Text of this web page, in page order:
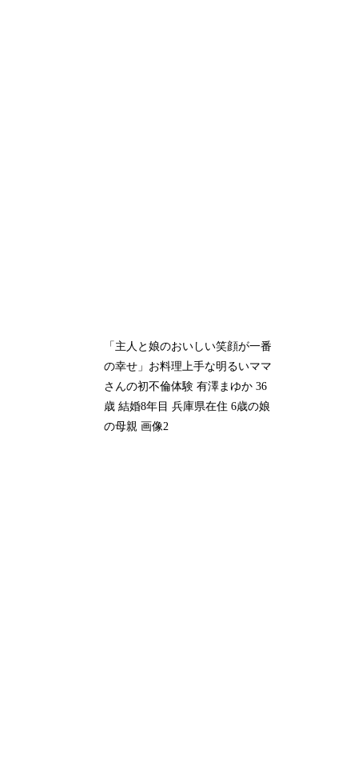
「主人と娘のおいしい笑顔が一番
の幸せ」お料理上手な明るいママ
さんの初不倫体験 有澤まゆか 36
歳 結婚8年目 兵庫県在住 6歳の娘
の母親 画像2